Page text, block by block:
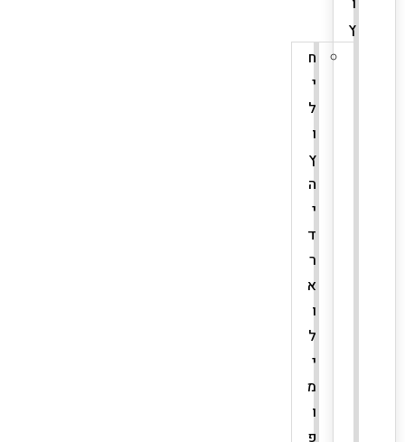
ץ
ח
י
ל
ו
ץ
ה
י
ד
ר
א
ו
ל
י
מ
ו
פ